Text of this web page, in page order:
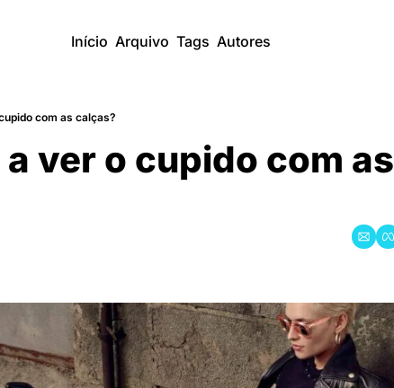
Início Arquivo Tags Autores
com as calças?
a ver o cupido com as